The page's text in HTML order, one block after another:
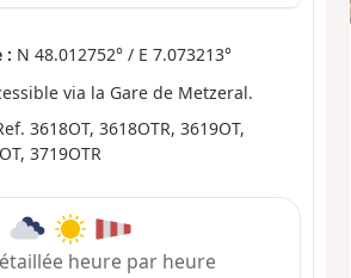
: N 48.012752° / E 7.073213°
via la Gare de Metzeral.
3618OT, 3618OTR, 3619OT,
3719OTR
heure par heure